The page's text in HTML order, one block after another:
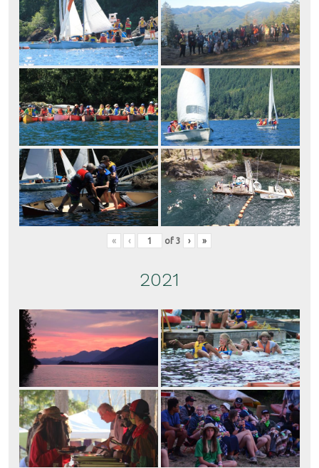
« ‹ of3 › »
2021